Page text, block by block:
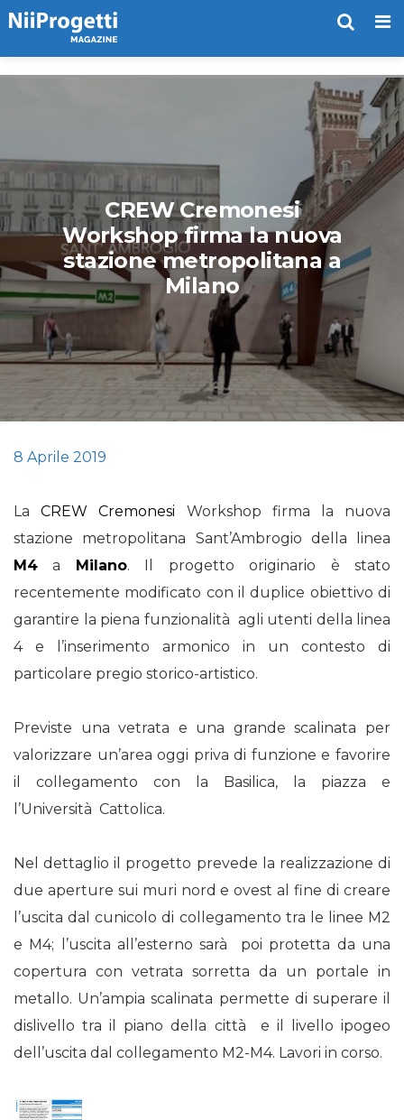
CREW Cremonesi
Workshop firma la nuova
stazione metropolitana a
Milano
8 Aprile 2019
LaCREW Cremonesi Workshop firma la nuova
stazione metropolitana Sant’Ambrogio della linea
M4 a Milano. Il progetto originario è stato
recentemente modificato con il duplice obiettivo di
garantire la piena funzionalità agli utenti della linea
4 e l’inserimento armonico in un contesto di
particolare pregio storico-artistico.
Previste una vetrata e una grande scalinata per
valorizzare un’area oggi priva di funzione e favorire
il collegamento con la Basilica, la piazza e
l’Università Cattolica.
Nel dettaglio il progetto prevede la realizzazione di
due aperture sui muri nord e ovest al fine di creare
l’uscita dal cunicolo di collegamento tra le linee M2
e M4; l’uscita all’esterno sarà poi protetta da una
copertura con vetrata sorretta da un portale in
metallo. Un’ampia scalinata permette di superare il
dislivello tra il piano della città e il livello ipogeo
dell’uscita dal collegamento M2-M4. Lavori in corso.